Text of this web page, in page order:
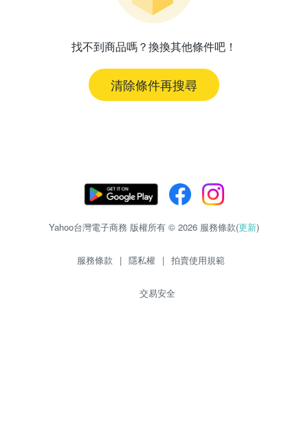
找不到商品嗎？換換其他條件吧！
清除條件再搜尋
Yahoo台灣電子商務 版權所有 © 2026 服務條款(更新)
服務條款 | 隱私權 | 拍賣使用規範
交易安全